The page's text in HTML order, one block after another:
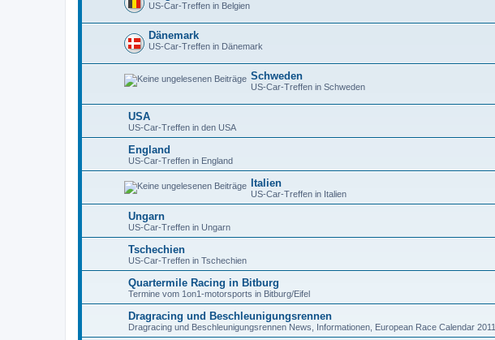
US-Car-Treffen in Belgien
Dänemark
US-Car-Treffen in Dänemark
Schweden
US-Car-Treffen in Schweden
USA
US-Car-Treffen in den USA
England
US-Car-Treffen in England
Italien
US-Car-Treffen in Italien
Ungarn
US-Car-Treffen in Ungarn
Tschechien
US-Car-Treffen in Tschechien
Quartermile Racing in Bitburg
Termine vom 1on1-motorsports in Bitburg/Eifel
Dragracing und Beschleunigungsrennen
Dragracing und Beschleunigungsrennen News, Informationen, European Race Calendar 2011